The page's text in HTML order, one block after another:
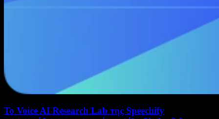
Το Voice AI Research Lab της Speechify